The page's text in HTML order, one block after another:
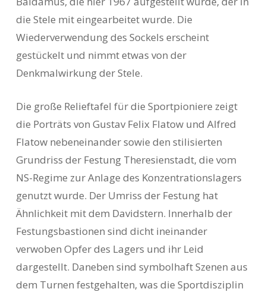
die Stele mit eingearbeitet wurde. Die
Wiederverwendung des Sockels erscheint
gestückelt und nimmt etwas von der
Denkmalwirkung der Stele.
Die große Relieftafel für die Sportpioniere zeigt
die Porträts von Gustav Felix Flatow und Alfred
Flatow nebeneinander sowie den stilisierten
Grundriss der Festung Theresienstadt, die vom
NS-Regime zur Anlage des Konzentrationslagers
genutzt wurde. Der Umriss der Festung hat
Ähnlichkeit mit dem Davidstern. Innerhalb der
Festungsbastionen sind dicht ineinander
verwoben Opfer des Lagers und ihr Leid
dargestellt. Daneben sind symbolhaft Szenen aus
dem Turnen festgehalten, was die Sportdisziplin